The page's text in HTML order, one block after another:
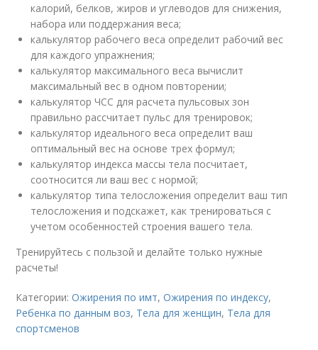
калорий, белков, жиров и углеводов для снижения,
набора или поддержания веса;
калькулятор рабочего веса определит рабочий вес
для каждого упражнения;
калькулятор максимального веса вычислит
максимальный вес в одном повторении;
калькулятор ЧСС для расчета пульсовых зон
правильно рассчитает пульс для тренировок;
калькулятор идеального веса определит ваш
оптимальный вес на основе трех формул;
калькулятор индекса массы тела посчитает,
соотносится ли ваш вес с нормой;
калькулятор типа телосложения определит ваш тип
телосложения и подскажет, как тренироваться с
учетом особенностей строения вашего тела.
Тренируйтесь с пользой и делайте только нужные
расчеты!
Категории:Ожирения по имт,Ожирения по индексу,
Ребенка по данным воз, Тела для женщин, Тела для
спортсменов